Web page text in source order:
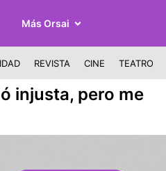
Más Orsai
REVISTA CINE TEATRO
injusta, pero me